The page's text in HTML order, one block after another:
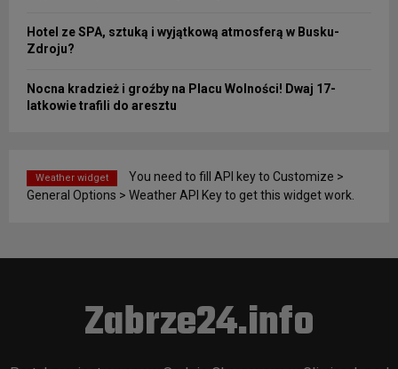
Hotel ze SPA, sztuką i wyjątkową atmosferą w Busku-
Zdroju?
Nocna kradzież i groźby na Placu Wolności! Dwaj 17-
latkowie trafili do aresztu
Weather widget
You need to fill API key to Customize >
General Options > Weather API Key to get this widget work.
Zabrze24.info